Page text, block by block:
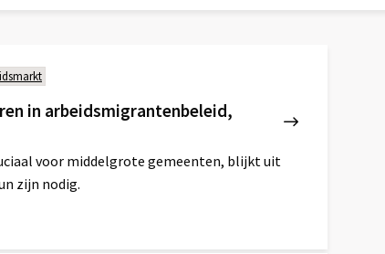
in arbeidsmigrantenbeleid,
voor middelgrote gemeenten, blijkt uit
zijn nodig.